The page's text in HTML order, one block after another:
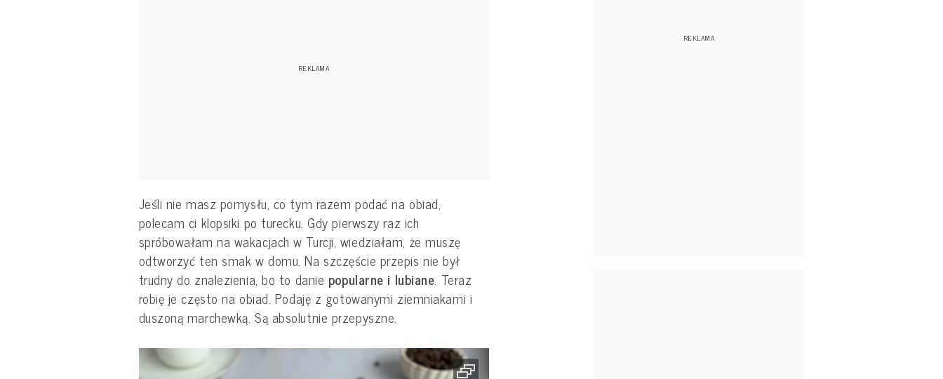
Jeśli nie masz pomysłu, co tym razem podać na obiad,
polecam ci klopsiki po turecku. Gdy pierwszy raz ich
spróbowałam na wakacjach w Turcji, wiedziałam, że muszę
odtworzyć ten smak w domu. Na szczęście przepis nie był
trudny do znalezienia, bo to danie popularne i lubiane. Teraz
robię je często na obiad. Podaję z gotowanymi ziemniakami i
duszoną marchewką. Są absolutnie przepyszne.